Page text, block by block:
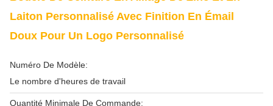
Laiton Personnalisé Avec Finition En Émail
Doux Pour Un Logo Personnalisé
Numéro De Modèle:
Le nombre d'heures de travail
Quantité Minimale De Commande: